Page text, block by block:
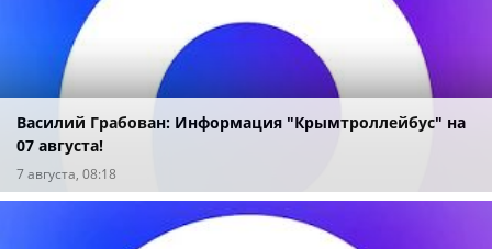
Василий Грабован: Информация "Крымтроллейбус" на
07 августа!
7 августа, 08:18